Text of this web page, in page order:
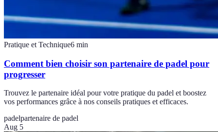
Pratique et Technique6 min
Comment bien choisir son partenaire de padel pour
progresser
Trouvez le partenaire idéal pour votre pratique du padel et boostez
vos performances grâce à nos conseils pratiques et efficaces.
padelpartenaire de padel
Aug 5